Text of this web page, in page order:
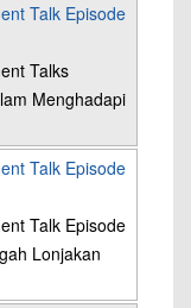
Talk Episode
Talks
Menghadapi
Talk Episode
Talk Episode
Lonjakan